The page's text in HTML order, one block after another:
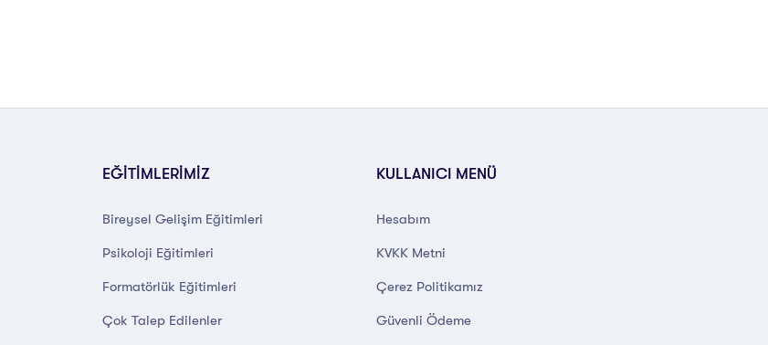
EĞİTİMLERİMİZ
Bireysel Gelişim Eğitimleri
Psikoloji Eğitimleri
Formatörlük Eğitimleri
Çok Talep Edilenler
KULLANICI MENÜ
Hesabım
KVKK Metni
Çerez Politikamız
Güvenli Ödeme